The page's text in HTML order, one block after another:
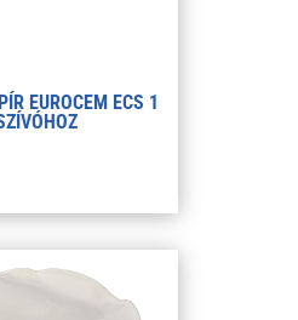
EUROCEM ECS 1